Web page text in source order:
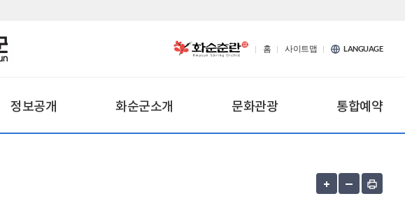
홈 사이트맵 LANGUAGE
정보공개 화순군소개 문화관광 통합예약